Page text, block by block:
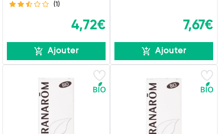
(1)
4,72€
Ajouter
7,67€
Ajouter